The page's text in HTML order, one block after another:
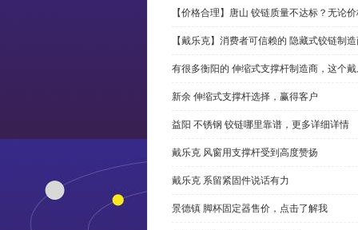
【价格合理】唐山 铰链质量不达标？无论
【戴乐克】消费者可信赖的 隐藏式铰链制
有很多衡阳的 伸缩式支撑杆制造商，这个
新余 伸缩式支撑杆选择，赢得客户
益阳 不锈钢 铰链哪里靠谱，更多详细详情
戴乐克 风窗用支撑杆受到高度赞扬
戴乐克 系留紧固件说话有力
景德镇 脚杯固定器售价，点击了解我